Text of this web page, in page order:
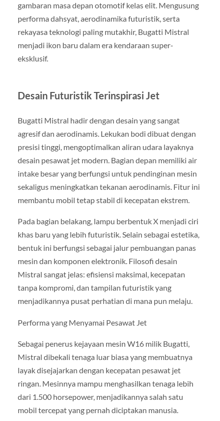
gambaran masa depan otomotif kelas elit. Mengusung
performa dahsyat, aerodinamika futuristik, serta
rekayasa teknologi paling mutakhir, Bugatti Mistral
menjadi ikon baru dalam era kendaraan super-
eksklusif.
Desain Futuristik Terinspirasi Jet
Bugatti Mistral hadir dengan desain yang sangat
agresif dan aerodinamis. Lekukan bodi dibuat dengan
presisi tinggi, mengoptimalkan aliran udara layaknya
desain pesawat jet modern. Bagian depan memiliki air
intake besar yang berfungsi untuk pendinginan mesin
sekaligus meningkatkan tekanan aerodinamis. Fitur ini
membantu mobil tetap stabil di kecepatan ekstrem.
Pada bagian belakang, lampu berbentuk X menjadi ciri
khas baru yang lebih futuristik. Selain sebagai estetika,
bentuk ini berfungsi sebagai jalur pembuangan panas
mesin dan komponen elektronik. Filosofi desain
Mistral sangat jelas: efisiensi maksimal, kecepatan
tanpa kompromi, dan tampilan futuristik yang
menjadikannya pusat perhatian di mana pun melaju.
Performa yang Menyamai Pesawat Jet
Sebagai penerus kejayaan mesin W16 milik Bugatti,
Mistral dibekali tenaga luar biasa yang membuatnya
layak disejajarkan dengan kecepatan pesawat jet
ringan. Mesinnya mampu menghasilkan tenaga lebih
dari 1.500 horsepower, menjadikannya salah satu
mobil tercepat yang pernah diciptakan manusia.